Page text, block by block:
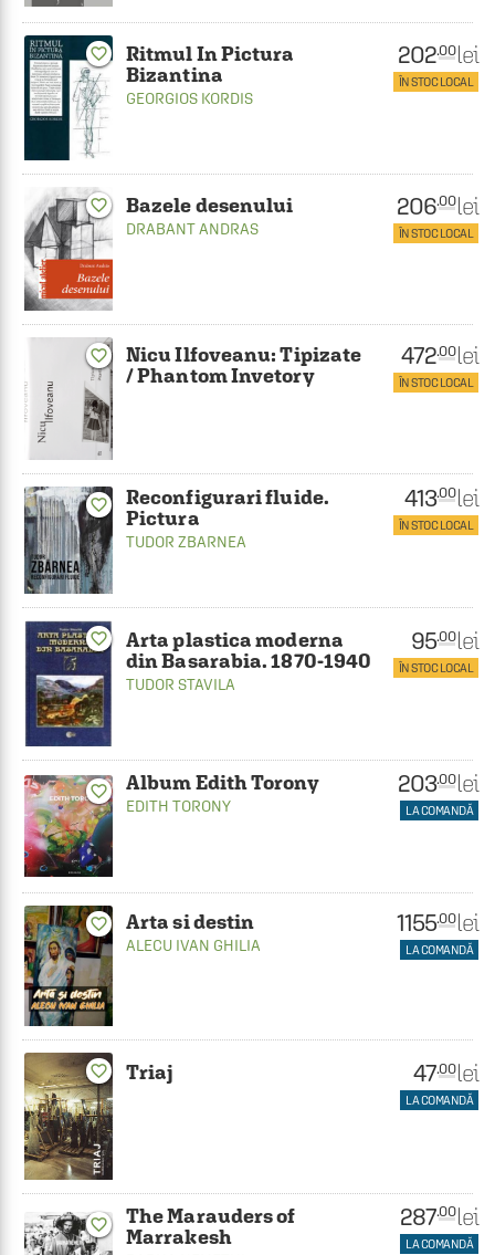
favorite_border
Ritmul In Pictura
Bizantina
GEORGIOS KORDIS
202.00 lei
ÎN STOC LOCAL
favorite_border Bazele desenului
DRABANT ANDRAS
206.00 lei
ÎN STOC LOCAL
favorite_border
Nicu Ilfoveanu: Tipizate
/ Phantom Invetory
472.00 lei
ÎN STOC LOCAL
favorite_border
Reconfigurari fluide.
Pictura
TUDOR ZBARNEA
413.00 lei
ÎN STOC LOCAL
favorite_border
Arta plastica moderna
din Basarabia. 1870-1940
TUDOR STAVILA
95.00 lei
ÎN STOC LOCAL
favorite_border Album Edith Torony
EDITH TORONY
203.00 lei
LA COMANDĂ
favorite_border Arta si destin
ALECU IVAN GHILIA
1155.00 lei
LA COMANDĂ
favorite_border Triaj 47.00 lei
LA COMANDĂ
favorite_border
The Marauders of
Marrakesh
287.00 lei
LA COMANDĂ